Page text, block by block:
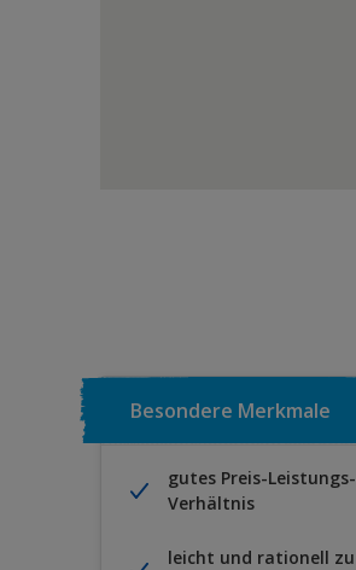
Besondere Merkmale
gutes Preis-Leistungs-
Verhältnis
leicht und rationell zu